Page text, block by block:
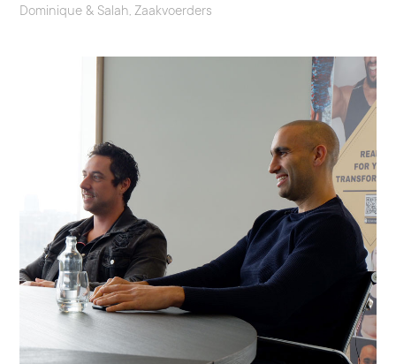
Dominique & Salah, Zaakvoerders